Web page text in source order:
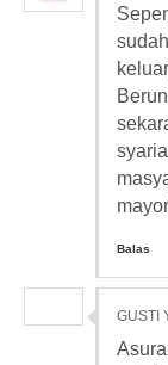
Balas
GUSTI